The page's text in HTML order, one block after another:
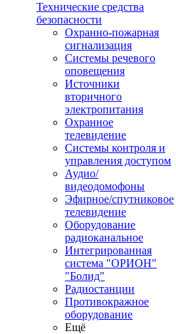
Технические средства
безопасности
Охранно-пожарная
сигнализация
Системы речевого
оповещения
Источники
вторичного
электропитания
Охранное
телевидение
Системы контроля и
управления доступом
Аудио/
видеодомофоны
Эфирное/спутниковое
телевидение
Оборудование
радиоканальное
Интегрированная
система "ОРИОН"
"Болид"
Радиостанции
Противокражное
оборудование
Ещё